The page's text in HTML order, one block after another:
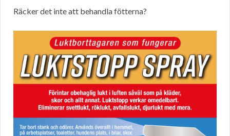
Räcker det inte att behandla fötterna?